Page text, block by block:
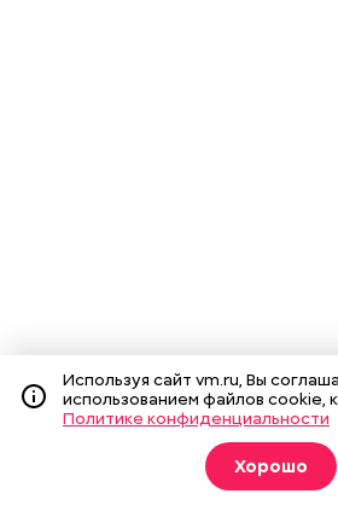
Используя сайт vm.ru, Вы
использованием файлов cookie,
Политике конфиденциальности
Хорошо